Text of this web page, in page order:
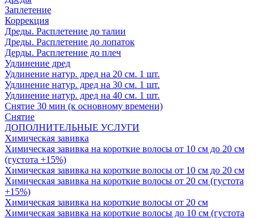
Заплетение
Коррекция
Дреды. Расплетение до талии
Дреды. Расплетение до лопаток
Дерды. Расплетение до плеч
Удлинение дред
Удлинение натур. дред на 20 см. 1 шт.
Удлинение натур. дред на 30 см. 1 шт.
Удлинение натур. дред на 40 см. 1 шт.
Снятие 30 мин (к основному времени)
Снятие
ДОПОЛНИТЕЛЬНЫЕ УСЛУГИ
Химическая завивка
Химическая завивка на короткие волосы от 10 см до 20 см
(густота +15%)
Химическая завивка на короткие волосы от 10 см до 20 см
Химическая завивка на короткие волосы от 20 см (густота
+15%)
Химическая завивка на короткие волосы от 20 см
Химическая завивка на короткие волосы до 10 см (густота